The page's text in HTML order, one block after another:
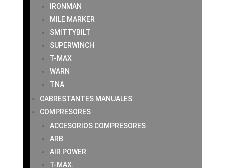
IRONMAN
MILE MARKER
SMITTYBILT
SUPERWINCH
T-MAX
WARN
TNA
CABRESTANTES MANUALES
COMPRESORES
ACCESORIOS COMPRESORES
ARB
AIR POWER
T-MAX.